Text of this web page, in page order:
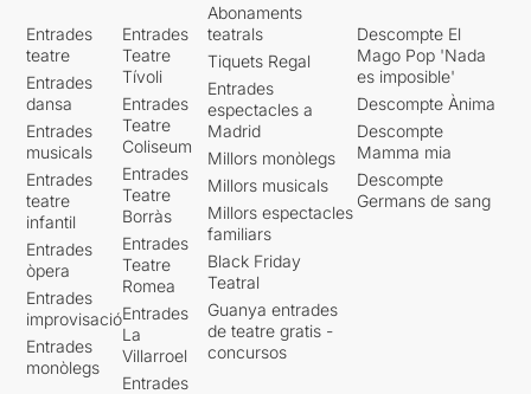
Entrades
teatre
Entrades
dansa
Entrades
musicals
Entrades
teatre
infantil
Entrades
òpera
Entrades
improvisació
Entrades
monòlegs
Entrades
Teatre
Tívoli
Entrades
Teatre
Coliseum
Entrades
Teatre
Borràs
Entrades
Teatre
Romea
Entrades
La
Villarroel
Entrades
Abonaments
teatrals
Tiquets Regal
Entrades
espectacles a
Madrid
Millors monòlegs
Millors musicals
Millors espectacles
familiars
Black Friday
Teatral
Guanya entrades
de teatre gratis -
concursos
Descompte El
Mago Pop 'Nada
es imposible'
Descompte Ànima
Descompte
Mamma mia
Descompte
Germans de sang